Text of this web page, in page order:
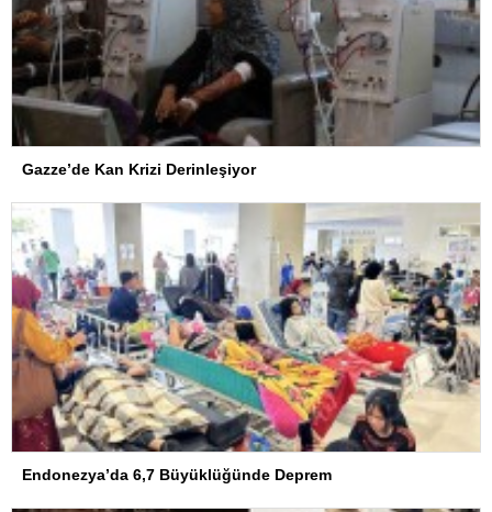
Gazze’de Kan Krizi Derinleşiyor
Endonezya’da 6,7 Büyüklüğünde Deprem